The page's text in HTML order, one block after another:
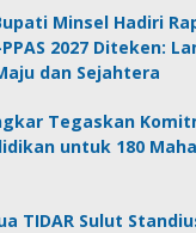
Minsel Hadiri
2027 Diteken:
dan Sejahtera
Tegaskan
untuk 180
TIDAR Sulut